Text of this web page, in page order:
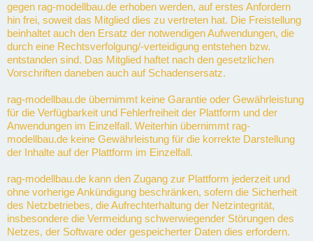
gegen rag-modellbau.de erhoben werden, auf erstes Anfordern
hin frei, soweit das Mitglied dies zu vertreten hat. Die Freistellung
beinhaltet auch den Ersatz der notwendigen Aufwendungen, die
durch eine Rechtsverfolgung/-verteidigung entstehen bzw.
entstanden sind. Das Mitglied haftet nach den gesetzlichen
Vorschriften daneben auch auf Schadensersatz.
rag-modellbau.de übernimmt keine Garantie oder Gewährleistung
für die Verfügbarkeit und Fehlerfreiheit der Plattform und der
Anwendungen im Einzelfall. Weiterhin übernimmt rag-
modellbau.de keine Gewährleistung für die korrekte Darstellung
der Inhalte auf der Plattform im Einzelfall.
rag-modellbau.de kann den Zugang zur Plattform jederzeit und
ohne vorherige Ankündigung beschränken, sofern die Sicherheit
des Netzbetriebes, die Aufrechterhaltung der Netzintegrität,
insbesondere die Vermeidung schwerwiegender Störungen des
Netzes, der Software oder gespeicherter Daten dies erfordern.